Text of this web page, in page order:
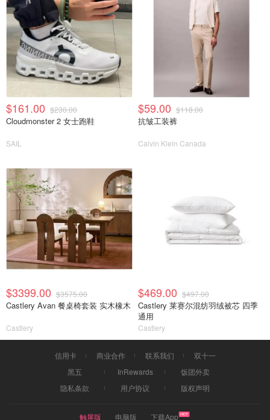
$161.00 $230.00
Cloudmonster 2 女士跑鞋
SAIL
$59.00 $118.00
抗皱工装裤
Calvin Klein Canada
$3399.00 $3575.00
Castlery Avan 餐桌椅套装 实木橡木
Castlery
$469.00 $497.00
Castlery 莱赛尔混纺羽绒被芯 四季
通用
Castlery
信用卡 商业合作 联系我们
双十一
黑五
InRewards
饭团外卖
隐私条款
用户协议 版权声明
触屏版 电脑版 下载App